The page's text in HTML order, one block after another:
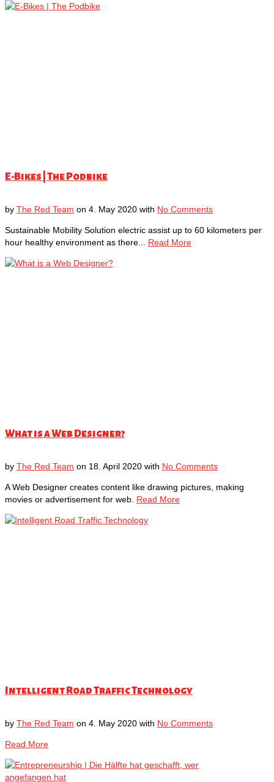
E-Bikes | The Podbike
by The Red Team on 4. May 2020 with No Comments
Sustainable Mobility Solution electric assist up to 60 kilometers per
hour healthy environment as there... Read More
What is a Web Designer?
by The Red Team on 18. April 2020 with No Comments
A Web Designer creates content like drawing pictures, making
movies or advertisement for web. Read More
Intelligent Road Traffic Technology
by The Red Team on 4. May 2020 with No Comments
Read More